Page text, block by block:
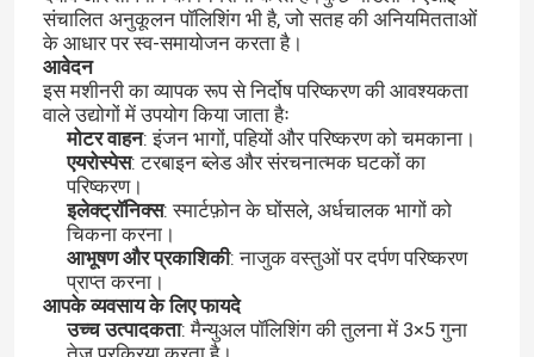
संचालित अनुकूलन पॉलिशिंग भी है, जो सतह की अनियमितताओं
के आधार पर स्व-समायोजन करता है।
आवेदन
इस मशीनरी का व्यापक रूप से निर्दोष परिष्करण की आवश्यकता
वाले उद्योगों में उपयोग किया जाता हैः
मोटर वाहन: इंजन भागों, पहियों और परिष्करण को चमकाना।
एयरोस्पेस: टरबाइन ब्लेड और संरचनात्मक घटकों का
परिष्करण।
इलेक्ट्रॉनिक्स: स्मार्टफ़ोन के घोंसले, अर्धचालक भागों को
चिकना करना।
आभूषण और प्रकाशिकी: नाजुक वस्तुओं पर दर्पण परिष्करण
प्राप्त करना।
आपके व्यवसाय के लिए फायदे
उच्च उत्पादकता: मैन्युअल पॉलिशिंग की तुलना में 3×5 गुना